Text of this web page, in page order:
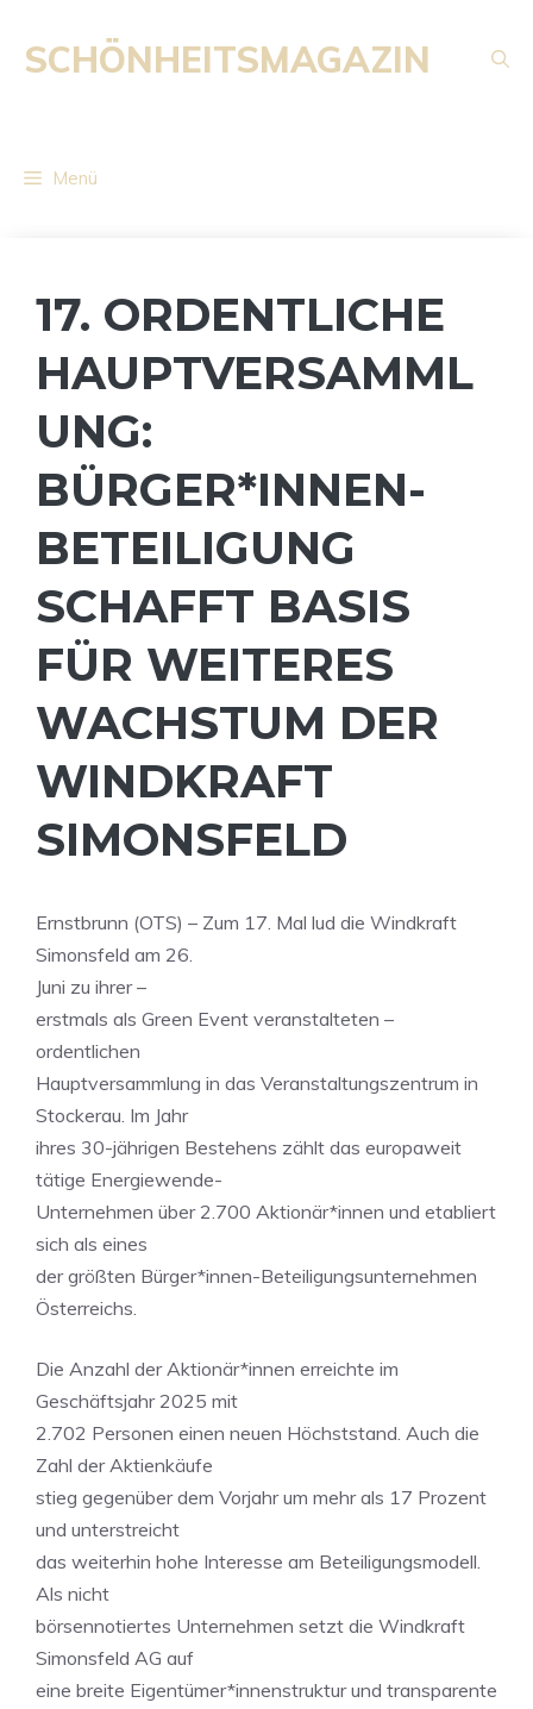
Inhalt
springen
SCHÖNHEITSMAGAZIN
Menü
17. ORDENTLICHE
HAUPTVERSAMML
UNG:
BÜRGER*INNEN-
BETEILIGUNG
SCHAFFT BASIS
FÜR WEITERES
WACHSTUM DER
WINDKRAFT
SIMONSFELD
Ernstbrunn (OTS) – Zum 17. Mal lud die Windkraft
Simonsfeld am 26.
Juni zu ihrer –
erstmals als Green Event veranstalteten –
ordentlichen
Hauptversammlung in das Veranstaltungszentrum in
Stockerau. Im Jahr
ihres 30-jährigen Bestehens zählt das europaweit
tätige Energiewende-
Unternehmen über 2.700 Aktionär*innen und etabliert
sich als eines
der größten Bürger*innen-Beteiligungsunternehmen
Österreichs.
Die Anzahl der Aktionär*innen erreichte im
Geschäftsjahr 2025 mit
2.702 Personen einen neuen Höchststand. Auch die
Zahl der Aktienkäufe
stieg gegenüber dem Vorjahr um mehr als 17 Prozent
und unterstreicht
das weiterhin hohe Interesse am Beteiligungsmodell.
Als nicht
börsennotiertes Unternehmen setzt die Windkraft
Simonsfeld AG auf
eine breite Eigentümer*innenstruktur und transparente